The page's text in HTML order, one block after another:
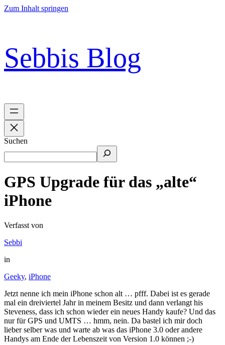
Zum Inhalt springen
Sebbis Blog
Suchen
GPS Upgrade für das „alte“
iPhone
Verfasst von
Sebbi
in
Geeky, iPhone
Jetzt nenne ich mein iPhone schon alt … pfff. Dabei ist es gerade
mal ein dreiviertel Jahr in meinem Besitz und dann verlangt his
Steveness, dass ich schon wieder ein neues Handy kaufe? Und das
nur für GPS und UMTS … hmm, nein. Da bastel ich mir doch
lieber selber was und warte ab was das iPhone 3.0 oder andere
Handys am Ende der Lebenszeit von Version 1.0 können ;-)